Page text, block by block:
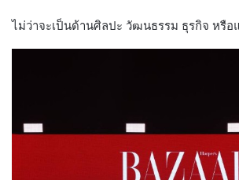
ไม่ว่าจะเป็นด้านศิลปะ วัฒนธรรม ธุรกิจ หรื